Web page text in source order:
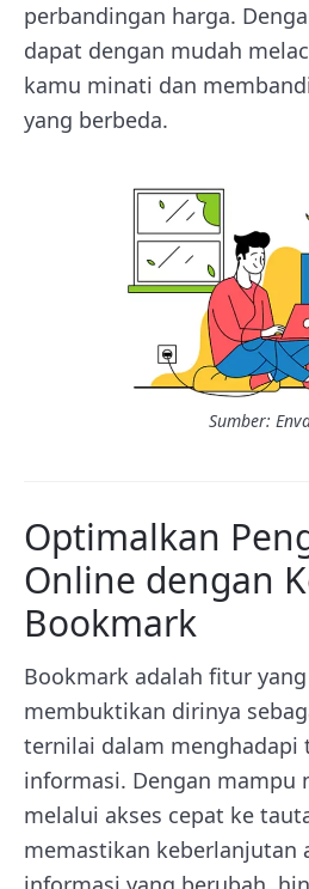
perbandingan harga.
dapat dengan mudah
kamu minati dan
yang berbeda.
Sumber:
Optimalkan
Online dengan
Bookmark
Bookmark adalah fitur
membuktikan dirinya
ternilai dalam menghadapi
informasi. Dengan mampu
melalui akses cepat ke
memastikan keberlanjutan